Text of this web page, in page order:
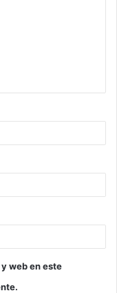
web en este